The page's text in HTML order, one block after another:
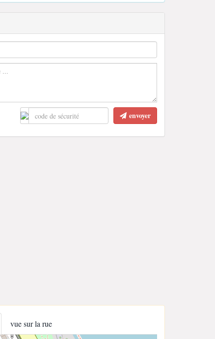
envoyer
vue sur la rue